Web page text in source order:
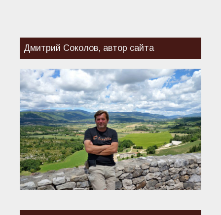
Дмитрий Соколов, автор сайта